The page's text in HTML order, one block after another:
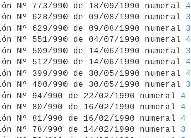
Nº 773/990 de 18/09/1990 numeral 4
Nº 628/990 de 09/08/1990 numeral 3
Nº 629/990 de 09/08/1990 numeral 3
Nº 551/990 de 04/07/1990 numeral 4
Nº 509/990 de 14/06/1990 numeral 3
Nº 512/990 de 14/06/1990 numeral 4
Nº 399/990 de 30/05/1990 numeral 4
Nº 400/990 de 30/05/1990 numeral 3
Nº 94/990 de 22/02/1990 numeral 4
Nº 80/990 de 16/02/1990 numeral 4
Nº 81/990 de 16/02/1990 numeral 4
Nº 78/990 de 14/02/1990 numeral 3